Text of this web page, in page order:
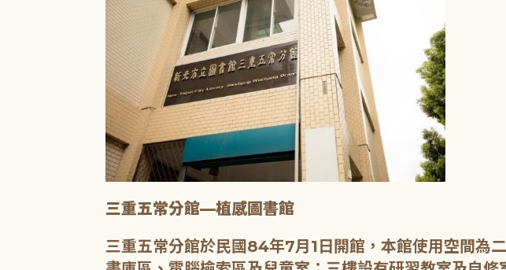
三重五常分館—植感圖書館
三重五常分館於民國84年7月1日開館，本館使用空間為